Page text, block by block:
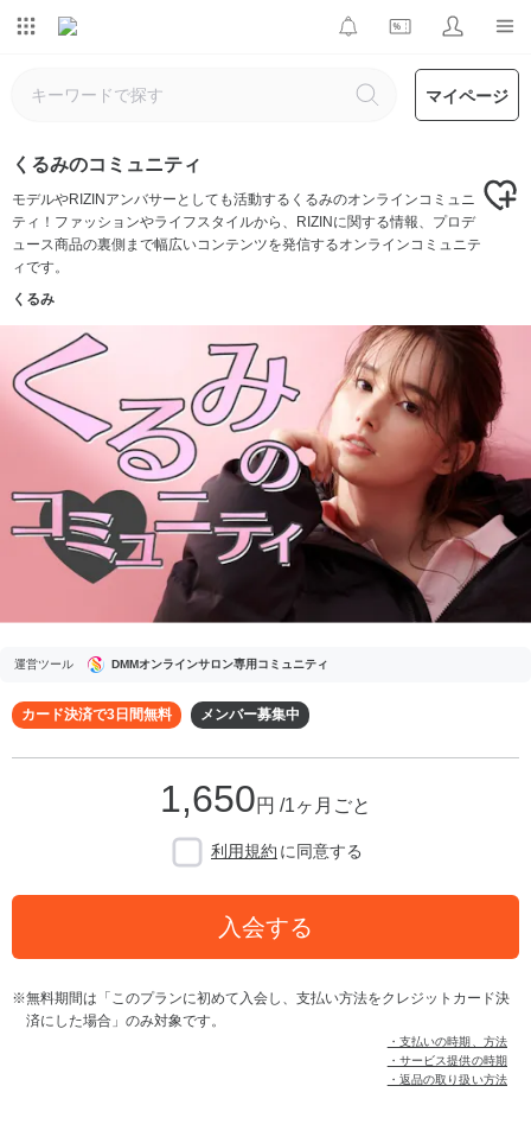
マイページ
くるみのコミュニティ
モデルやRIZINアンバサーとしても活動するくるみのオンラインコミュニ
ティ！ファッションやライフスタイルから、RIZINに関する情報、プロデ
ュース商品の裏側まで幅広いコンテンツを発信するオンラインコミュニテ
ィです。
くるみ
運営ツール DMMオンラインサロン専用コミュニティ
メンバー募集中
カード決済で3日間無料
1,650円 /1ヶ月ごと
利用規約 に同意する
入会する
無料期間は「このプランに初めて入会し、支払い方法をクレジットカード決
済にした場合」のみ対象です。
・支払いの時期、方法
・サービス提供の時期
・返品の取り扱い方法